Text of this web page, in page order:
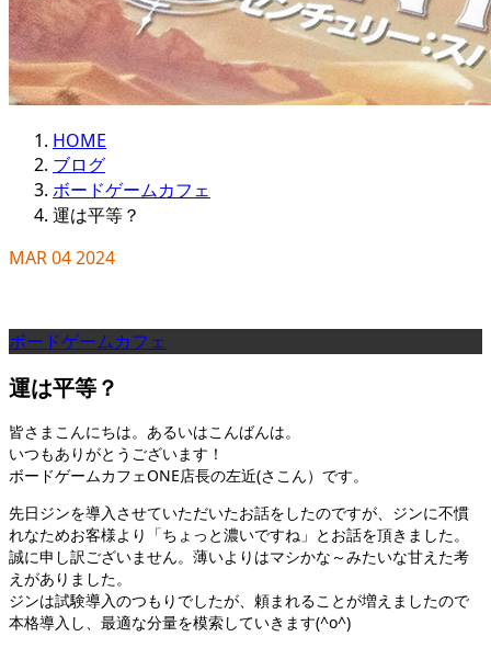
HOME
ブログ
ボードゲームカフェ
運は平等？
MAR042024
ボードゲームカフェ
運は平等？
皆さまこんにちは。あるいはこんばんは。
いつもありがとうございます！
ボードゲームカフェONE店長の左近(さこん）です。
先日ジンを導入させていただいたお話をしたのですが、ジンに不慣
れなためお客様より「ちょっと濃いですね」とお話を頂きました。
誠に申し訳ございません。薄いよりはマシかな～みたいな甘えた考
えがありました。
ジンは試験導入のつもりでしたが、頼まれることが増えましたので
本格導入し、最適な分量を模索していきます(^o^)